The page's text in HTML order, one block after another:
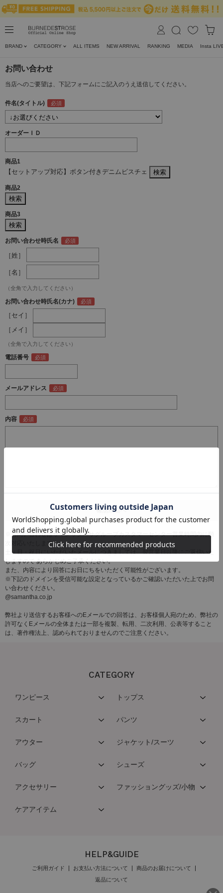
BRAND CATEGORY ALL ITEMS NEW ARRIVAL RANKING MEDIA Insta
お問い合わせ
当店へのご要望は、下記フォームにご記入のうえ送信してください。
件名(タイトル)
オーダーＩＤ
商品1
【セットアップ対応】ボタン付きデニムビスチェ
商品2
商品3
お問い合わせ時氏名
［姓］
［名］
（全角で入力してください）
お問い合わせ時氏名(カナ)
［セイ］
［メイ］
（全角で入力してください）
電話番号
メールアドレス
内容
※お問い合わせはサマンサタバサグループカスタマーセンター営業時間内に順
次対応いたします。
土・日・祝日にいただいたメールにつきましては、翌営業日以降にご返信いた
しますので あらかじめご了承ください。
また、内容により回答にお日にちをいただく可能性がございます。
※下記のドメインを受信可能な設定となっているかご確認いただいた上でお問
い合わせください。
@samantha.co.jp
弊社より送信するお客様へのEメールでの回答は、お客様個人宛のため、弊社の
許可なくEメールの全体または一部を複製、転用、二次利用、公表等すること
は、著作権法上、認められておりませんのでご注意ください。
CATEGORY
ワンピース トップス
スカート パンツ
アウター ジャケット/スーツ
バッグ シューズ
アクセサリー ファッショングッズ/小物
ケアアイテム
HELP&GUIDE
ご利用ガイド お支払い方法について
商品のお届けについて
返品について